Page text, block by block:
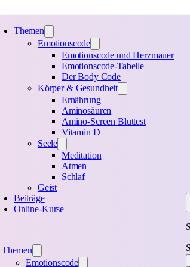
Themen
Emotionscode
Emotionscode und Herzmauer
Emotionscode-Tabelle
Der Body Code
Körper & Gesundheit
Ernährung
Aminosäuren
Amino-Screen Bluttest
Vitamin D
Seele
Meditation
Atmen
Schlaf
Geist
Beiträge
Online-Kurse
Themen
Emotionscode